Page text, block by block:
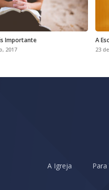
Importante
2017
A
23
A Igreja Para